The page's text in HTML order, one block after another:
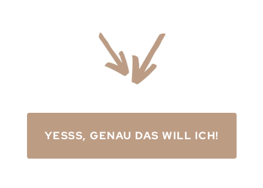
YESSS, GENAU DAS WILL ICH!